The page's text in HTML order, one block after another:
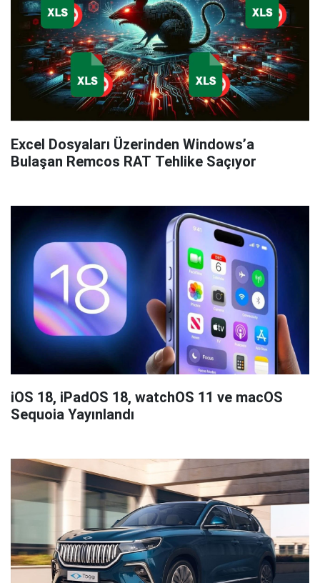
Excel Dosyaları Üzerinden Windows’a
Bulaşan Remcos RAT Tehlike Saçıyor
iOS 18, iPadOS 18, watchOS 11 ve macOS
Sequoia Yayınlandı